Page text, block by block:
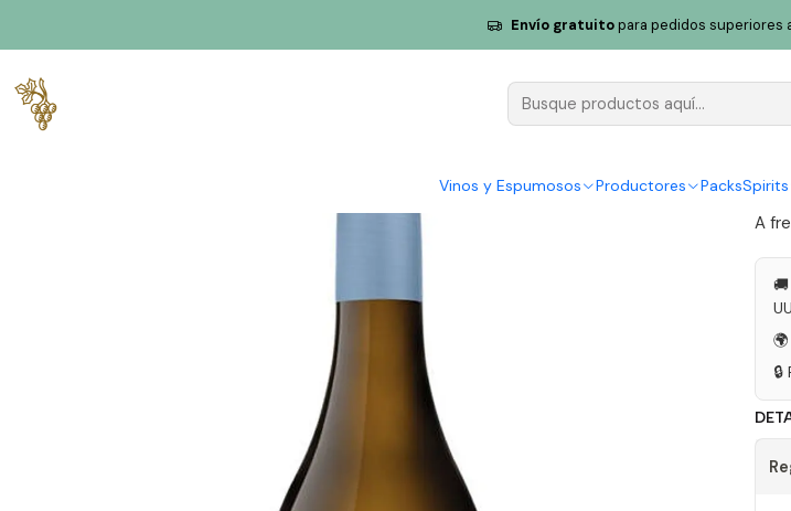
Vinos y Espumosos Productores PacksSpirits
Envío gratuitopara pedidos superiores
Casal Santa Maria Chardonnay Lisboa Branco 75cl
|
A